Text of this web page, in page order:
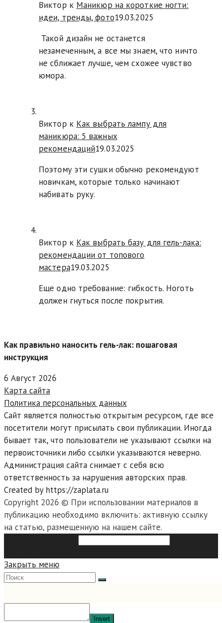
Виктор к Маникюр на короткие ногти:
идеи, тренды, фото19.03.2025
Такой дизайн не останется
незамеченным, а все мы знаем, что ничто
не сближает лучше, чем схожее чувство
юмора.
Виктор к Как выбрать лампу для
маникюра: 5 важных
рекомендаций19.03.2025
Поэтому эти сушки обычно рекомендуют
новичкам, которые только начинают
набивать руку.
Виктор к Как выбрать базу для гель-лака:
рекомендации от топового
мастера19.03.2025
Еще одно требование: гибкость. Ноготь
должен гнуться после покрытия.
Как правильно наносить гель-лак: пошаговая
инструкция
6 Август 2026
Карта сайта
Политика персональных данных
Сайт является полностью открытым ресурсом, где все
посетители могут присылать свои публикации. Иногда
бывает так, что пользователи не указывают ссылки на
первоисточники либо ссылки указываются неверно.
Администрация сайта снимает с себя всю
ответственность за нарушения авторских прав.
Created by https://zaplata.ru
Copyright 2026 © При использовании материалов в
публикацию необходимо включить: активную ссылку
на статью, размещенную на нашем сайте.
Закрыть меню
Insert